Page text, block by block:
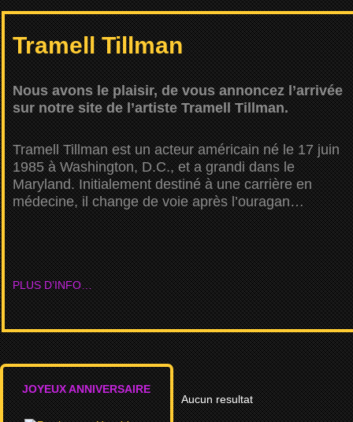
Tramell Tillman
Nous avons le plaisir, de vous annoncez l’arrivée
sur notre site de l’artiste Tramell Tillman.
Tramell Tillman est un acteur américain né le 17 juin
1985 à Washington, D.C., et a grandi dans le
Maryland. Initialement destiné à une carrière en
médecine, il change de voie après l’ouragan…
PLUS D’INFO…
JOYEUX ANNIVERSAIRE
Aucun resultat